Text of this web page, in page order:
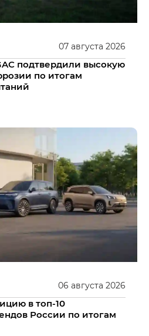
07 августа 2026
подтвердили высокую
по итогам
06 августа 2026
в топ-10
России по итогам